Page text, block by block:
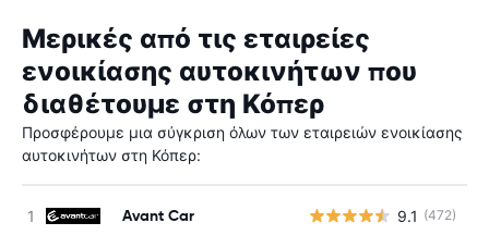
Μερικές από τις εταιρείες
ενοικίασης αυτοκινήτων που
διαθέτουμε στη Κόπερ
Προσφέρουμε μια σύγκριση όλων των εταιρειών ενοικίασης
αυτοκινήτων στη Κόπερ:
Avant Car 9.1 (472)